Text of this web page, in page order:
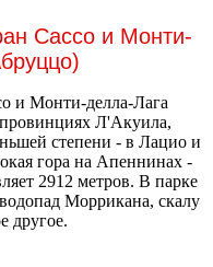
Сассо и Монти-
и Монти-делла-Лага
Л'Акуила,
степени - в Лацио и
гора на Апеннинах -
2912 метров. В парке
Моррикана, скалу
другое.